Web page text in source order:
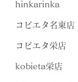
hinkarinka
コビエタ名東店
コビエタ栄店
kobieta栄店